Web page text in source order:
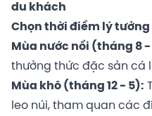
du khách
Chọn thời điểm lý tưởng
Mùa nước nổi (tháng 8 -
thưởng thức đặc sản cá
Mùa khô (tháng 12 - 5):
leo núi, tham quan các